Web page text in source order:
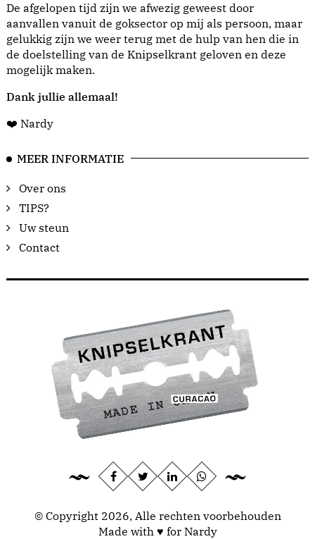
De afgelopen tijd zijn we afwezig geweest door
aanvallen vanuit de goksector op mij als persoon, maar
gelukkig zijn we weer terug met de hulp van hen die in
de doelstelling van de Knipselkrant geloven en deze
mogelijk maken.
Dank jullie allemaal!
❤️ Nardy
MEER INFORMATIE
Over ons
TIPS?
Uw steun
Contact
© Copyright 2026, Alle rechten voorbehouden
Made with ♥ for Nardy